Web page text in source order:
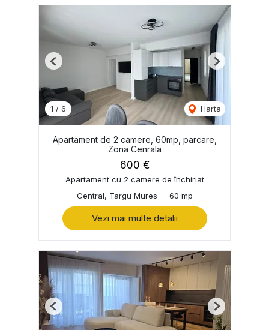
1 / 6 Harta
Previous Next
Apartament de 2 camere, 60mp, parcare,
Zona Cenrala
600 €
Apartament cu 2 camere de închiriat
Central, Targu Mures
60 mp
Vezi mai multe detalii
Previous Next